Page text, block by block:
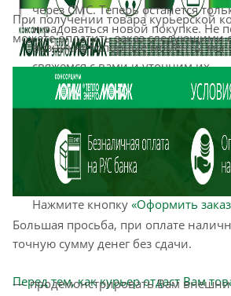
через СМС. Теперь останется
и радоваться новой покупке. Не
возникнут спорные моменты мы
свяжемся с вами и уточним их.
Оформление заказа в
«Оформить заказ»выглядит
Заполняете полностью форму по
этапам: адрес, способ доставки,
себе. Советуем в комментарии к
информацию, которая поможет
Нажмите кнопку «Оформить
При получении товара курьерской
можете оплатить заказ следующими
Большая просьба, при оплате
точную сумму денег без сдачи.
Перед тем, как курьер отдаст Вам
продемонстрировать Вам